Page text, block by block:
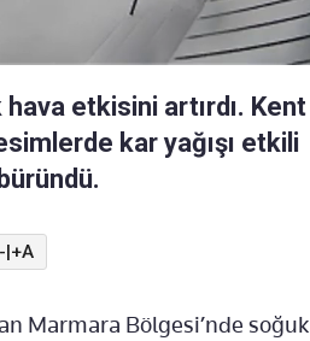
etkisini artırdı. Kent
kar yağışı etkili
|+A
Marmara Bölgesi’nde soğuk